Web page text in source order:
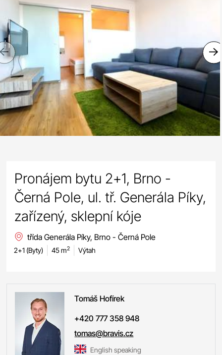
Previous
Pronájem bytu 2+1, Brno -
Černá Pole, ul. tř. Generála Píky,
zařízený, sklepní kóje
třída Generála Píky, Brno - Černá Pole
2+1 (Byty) 45 m2 Výtah
Tomáš Hofírek
+420 777 358 948
tomas@bravis.cz
English speaking